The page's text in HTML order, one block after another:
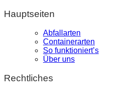
Hauptseiten
Abfallarten
Containerarten
So funktioniert’s
Über uns
Rechtliches